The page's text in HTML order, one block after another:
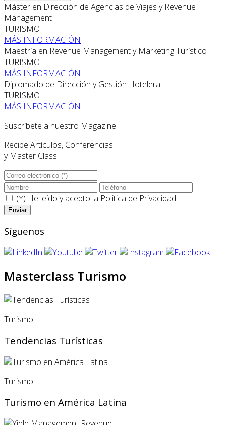
Máster en Dirección de Agencias de Viajes y Revenue
Management
TURISMO
MÁS INFORMACIÓN
Maestría en Revenue Management y Marketing Turístico
TURISMO
MÁS INFORMACIÓN
Diplomado de Dirección y Gestión Hotelera
TURISMO
MÁS INFORMACIÓN
Suscríbete a nuestro Magazine
Recibe Artículos, Conferencias
y Master Class
(*) He leído y acepto la Politica de Privacidad
Síguenos
Masterclass Turismo
Turismo
Tendencias Turísticas
Turismo
Turismo en América Latina